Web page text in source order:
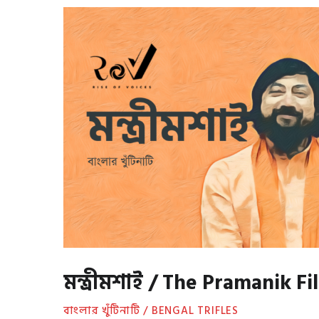
মন্ত্রীমশাই / The Pramanik
বাংলার খুঁটিনাটি / BENGAL TRIFLES